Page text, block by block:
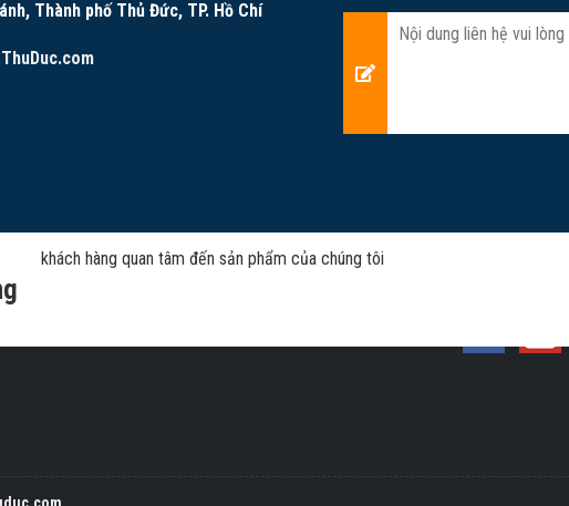
Thành phố Thủ Đức, TP. Hồ Chí
khách hàng quan tâm đến sản phẩm của chúng tôi
Chúng tôi trên Facebook